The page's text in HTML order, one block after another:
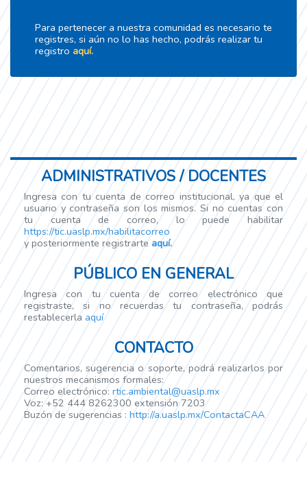
Para pertenecer a nuestra comunidad es necesario te
registres, si aún no lo has hecho, podrás realizar tu
registro aquí.
ADMINISTRATIVOS / DOCENTES
Ingresa con tu cuenta de correo institucional, ya que el
usuario y contraseña son los mismos. Si no cuentas con
tu cuenta de correo, lo puede habilitar
https://tic.uaslp.mx/habilitacorreo
y posteriormente registrarte aquí.
PÚBLICO EN GENERAL
Ingresa con tu cuenta de correo electrónico que
registraste, si no recuerdas tu contraseña, podrás
restablecerla aquí
CONTACTO
Comentarios, sugerencia o soporte, podrá realizarlos por
nuestros mecanismos formales:
Correo electrónico: rtic.ambiental@uaslp.mx
Voz: +52 444 8262300 extensión 7203
Buzón de sugerencias : http://a.uaslp.mx/ContactaCAA